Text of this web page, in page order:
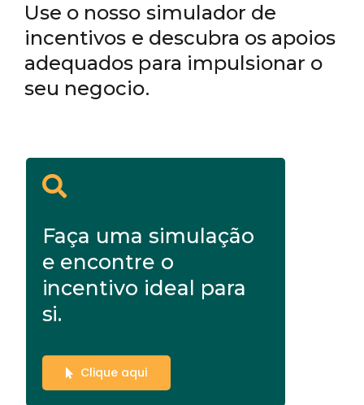
Use o nosso simulador de
incentivos e descubra os apoios
adequados para impulsionar o
seu negocio.
Faça uma simulação
e encontre o
incentivo ideal para
si.
Clique aqui